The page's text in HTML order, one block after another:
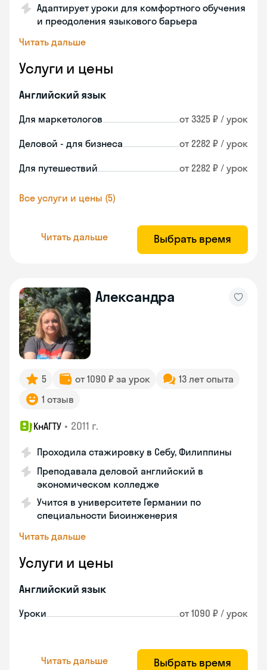
Адаптирует уроки для комфортного обучения
и преодоления языкового барьера
Читать дальше
Услуги и цены
Английский язык
Для маркетологов от 3325 ₽ / урок
Деловой - для бизнеса от 2282 ₽ / урок
Для путешествий от 2282 ₽ / урок
Все услуги и цены (5)
Читать дальше Выбрать время
Александра
5 от 1090 ₽ за урок
13 лет опыта
1 отзыв
КнАГТУ • 2011 г.
Проходила стажировку в Себу, Филиппины
Преподавала деловой английский в
экономическом колледже
Учится в университете Германии по
специальности Биоинженерия
Читать дальше
Услуги и цены
Английский язык
Уроки от 1090 ₽ / урок
Читать дальше Выбрать время